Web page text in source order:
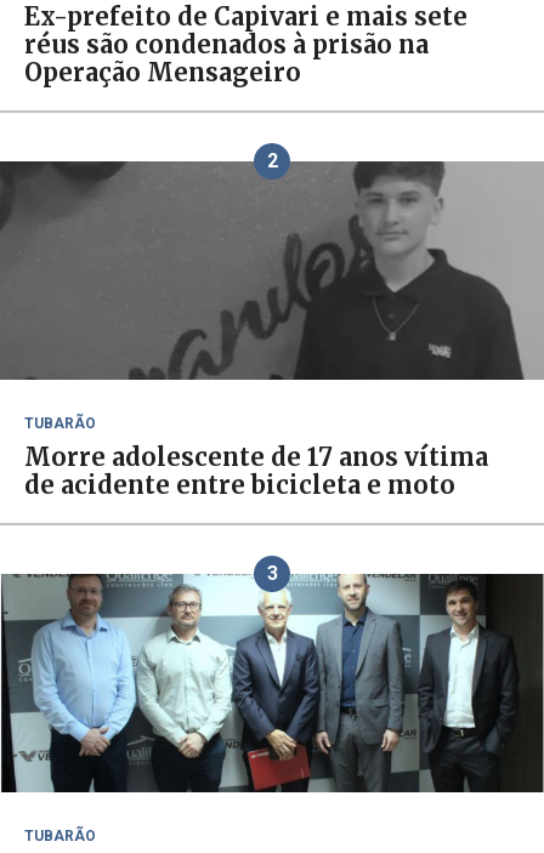
Ex-prefeito de Capivari e mais sete
réus são condenados à prisão na
Operação Mensageiro
2
TUBARÃO
Morre adolescente de 17 anos vítima
de acidente entre bicicleta e moto
3
TUBARÃO